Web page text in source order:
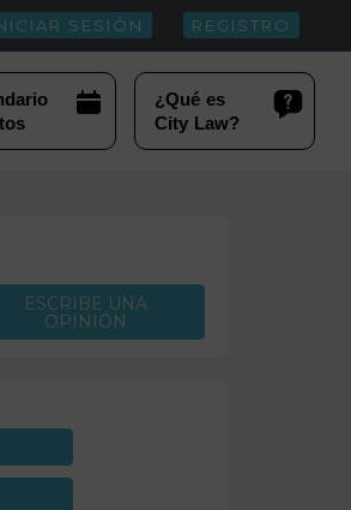
SESIÓN REGISTRO
ESCRIBE UNA
OPINIÓN